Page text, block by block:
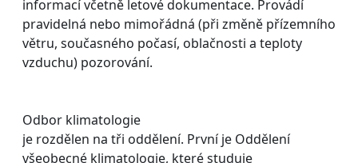
informací včetně letové dokumentace. Provádí
pravidelná nebo mimořádná (při změně přízemního
větru, současného počasí, oblačnosti a teploty
vzduchu) pozorování.
Odbor klimatologie
je rozdělen na tři oddělení. První je Oddělení
všeobecné klimatologie, které studuje